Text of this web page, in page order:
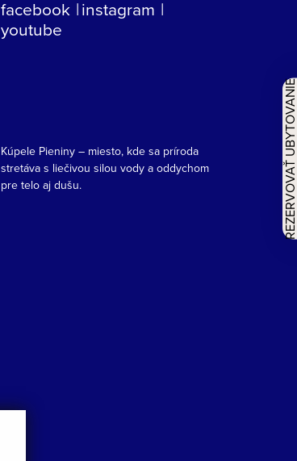
facebook instagram
youtube
Kúpele Pieniny – miesto, kde sa príroda
stretáva s liečivou silou vody a oddychom
pre telo aj dušu.